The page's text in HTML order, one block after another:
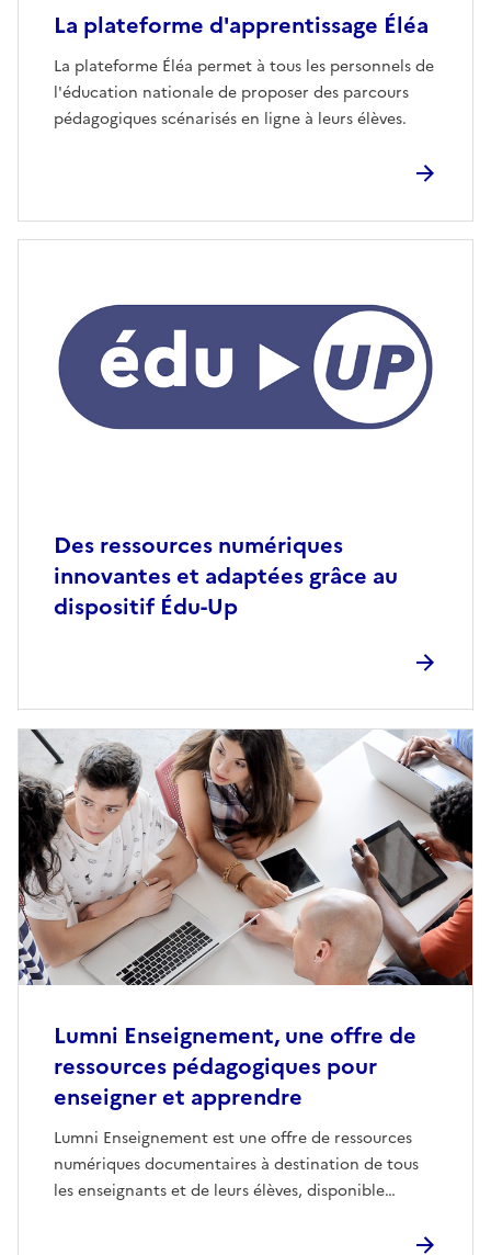
La plateforme d'apprentissage Éléa
La plateforme Éléa permet à tous les personnels de
l'éducation nationale de proposer des parcours
pédagogiques scénarisés en ligne à leurs élèves.
Des ressources numériques
innovantes et adaptées grâce au
dispositif Édu-Up
Lumni Enseignement, une offre de
ressources pédagogiques pour
enseigner et apprendre
Lumni Enseignement est une offre de ressources
numériques documentaires à destination de tous
les enseignants et de leurs élèves, disponible…